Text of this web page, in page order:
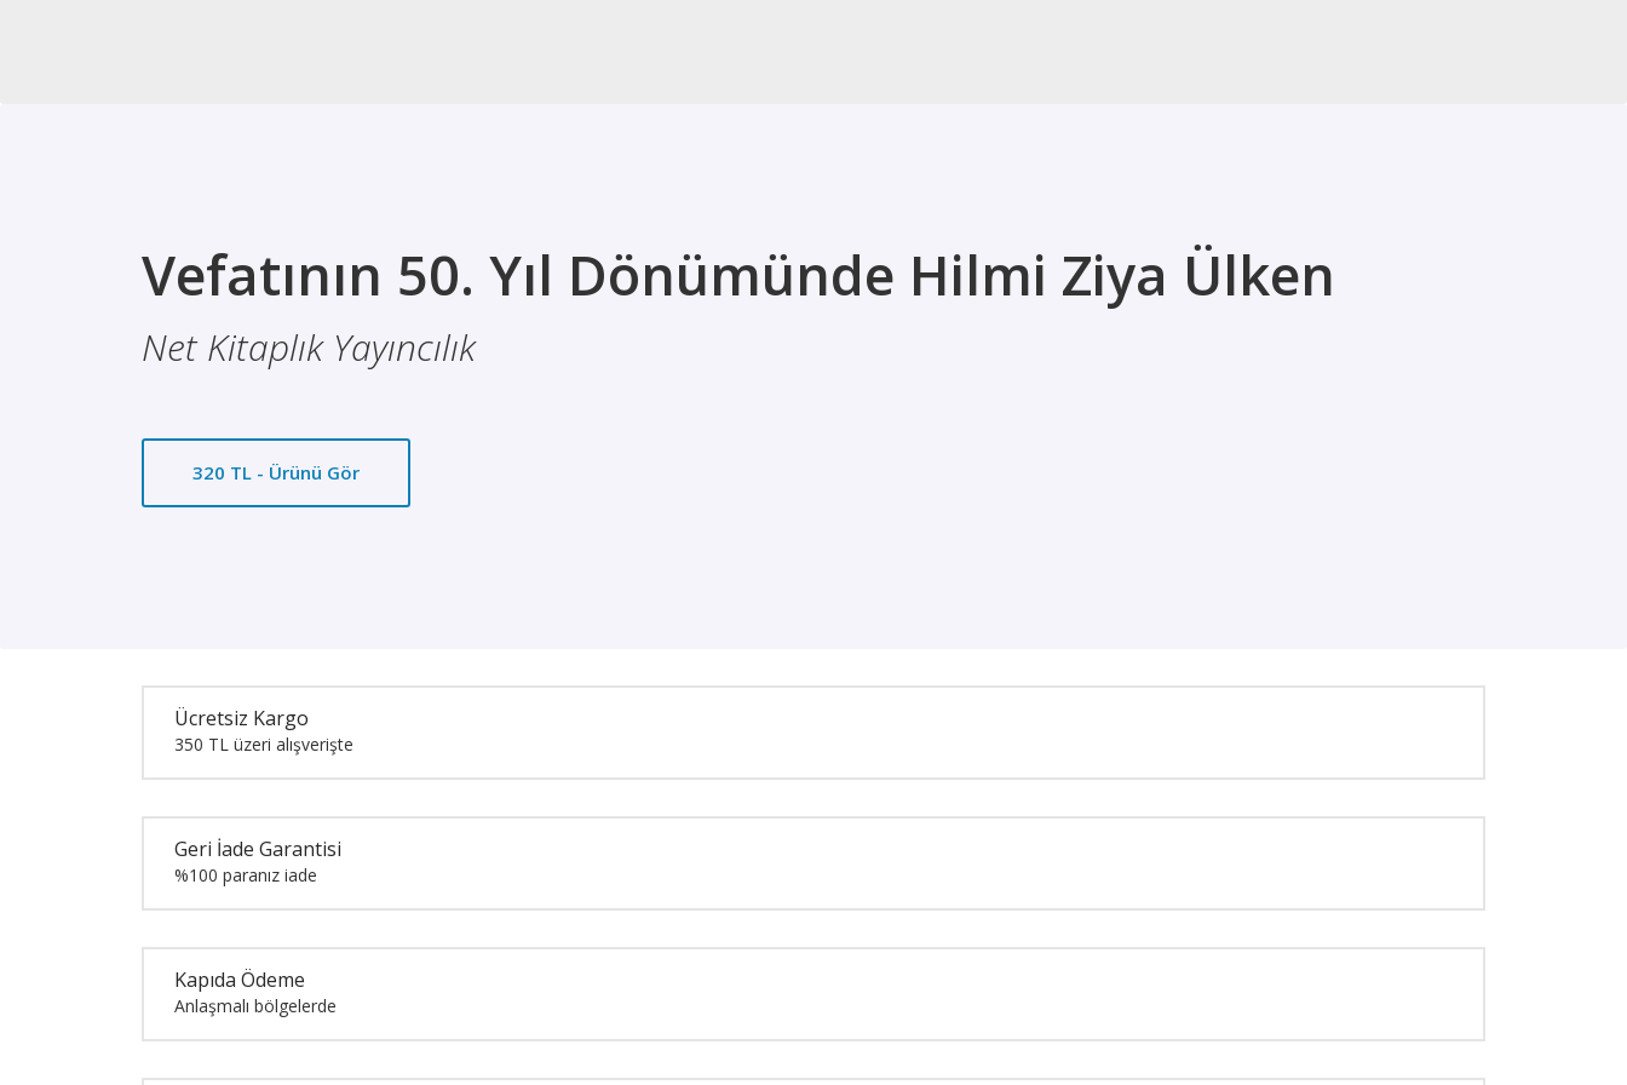
Vefatının 50. Yıl Dönümünde Hilmi Ziya Ülken
Net Kitaplık Yayıncılık
320 TL - Ürünü Gör
Ücretsiz Kargo
350 TL üzeri alışverişte
Geri İade Garantisi
%100 paranız iade
Kapıda Ödeme
Anlaşmalı bölgelerde